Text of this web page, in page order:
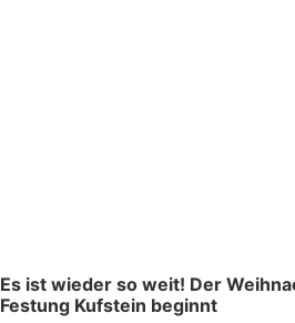
Es ist wieder so weit! Der
Festung Kufstein beginnt